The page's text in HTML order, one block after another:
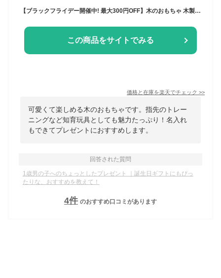
この商品をサイトでみる
価格と在庫を楽天でチェック >>
可愛くて楽しめる木のおもちゃです。指先のトレー
ニングなど知育玩具としても魅力たっぷり！名入れ
もできてプレゼントにおすすめします。
回答された質問
1歳男の子へのちょっとしたプレゼント ｜誕生日ギフトにもぴっ
たりな、おすすめを教えて！
4件 のおすすめ口コミがあります